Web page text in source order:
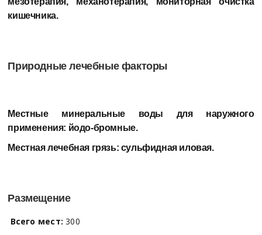
кишечника.
Природные лечебные факторы
Местные минеральные воды для наружного
применения: йодо-бромные.
Местная лечебная грязь: сульфидная иловая.
Размещение
Всего мест: 300